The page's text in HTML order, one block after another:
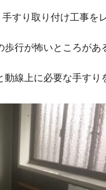
すり取り付け工事を
歩行が怖いところがあ
動線上に必要な手すり